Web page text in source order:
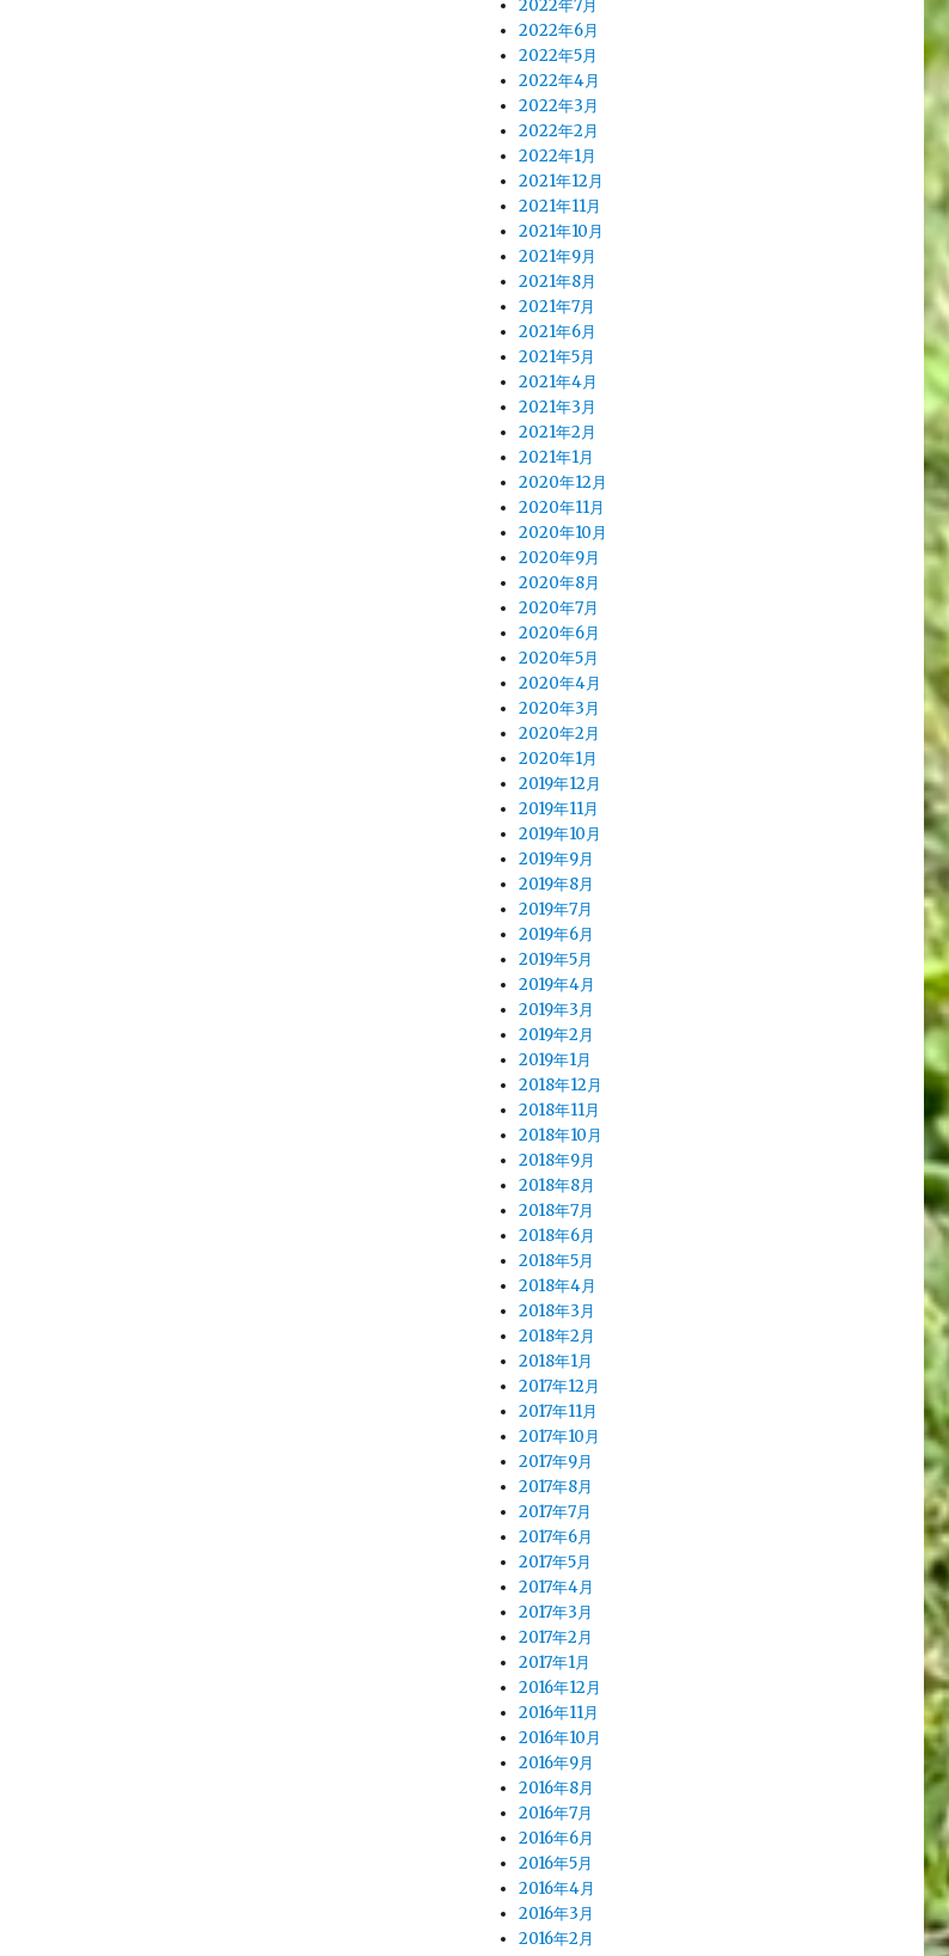
2022年7月
2022年6月
2022年5月
2022年4月
2022年3月
2022年2月
2022年1月
2021年12月
2021年11月
2021年10月
2021年9月
2021年8月
2021年7月
2021年6月
2021年5月
2021年4月
2021年3月
2021年2月
2021年1月
2020年12月
2020年11月
2020年10月
2020年9月
2020年8月
2020年7月
2020年6月
2020年5月
2020年4月
2020年3月
2020年2月
2020年1月
2019年12月
2019年11月
2019年10月
2019年9月
2019年8月
2019年7月
2019年6月
2019年5月
2019年4月
2019年3月
2019年2月
2019年1月
2018年12月
2018年11月
2018年10月
2018年9月
2018年8月
2018年7月
2018年6月
2018年5月
2018年4月
2018年3月
2018年2月
2018年1月
2017年12月
2017年11月
2017年10月
2017年9月
2017年8月
2017年7月
2017年6月
2017年5月
2017年4月
2017年3月
2017年2月
2017年1月
2016年12月
2016年11月
2016年10月
2016年9月
2016年8月
2016年7月
2016年6月
2016年5月
2016年4月
2016年3月
2016年2月